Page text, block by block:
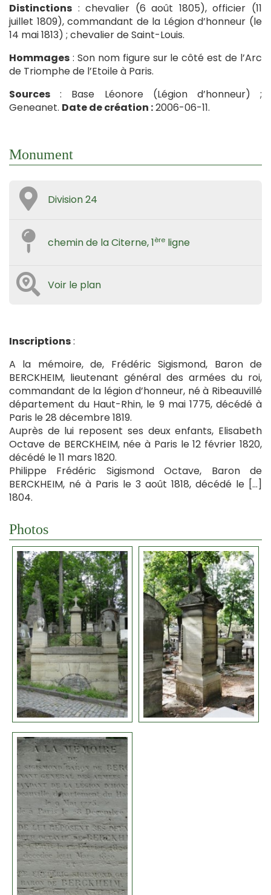
Distinctions : chevalier (6 août 1805), officier (11
juillet 1809), commandant de la Légion d’honneur (le
14 mai 1813) ; chevalier de Saint-Louis.
Hommages : Son nom figure sur le côté est de l’Arc
de Triomphe de l’Etoile à Paris.
Sources : Base Léonore (Légion d’honneur) ;
Geneanet. Date de création :2006-06-11.
Monument
Division 24
chemin de la Citerne, 1ère ligne
Voir le plan
Inscriptions:
A la mémoire, de, Frédéric Sigismond, Baron de
BERCKHEIM, lieutenant général des armées du roi,
commandant de la légion d’honneur, né à Ribeauvillé
département du Haut-Rhin, le 9 mai 1775, décédé à
Paris le 28 décembre 1819.
Auprès de lui reposent ses deux enfants, Elisabeth
Octave de BERCKHEIM, née à Paris le 12 février 1820,
décédé le 11 mars 1820.
Philippe Frédéric Sigismond Octave, Baron de
BERCKHEIM, né à Paris le 3 août 1818, décédé le […]
1804.
Photos